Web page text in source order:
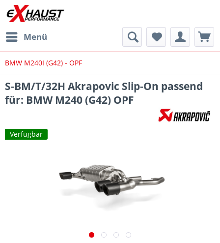
Menü
BMW M240I (G42) - OPF
S-BM/T/32H Akrapovic Slip-On passend
für: BMW M240 (G42) OPF
Verfügbar